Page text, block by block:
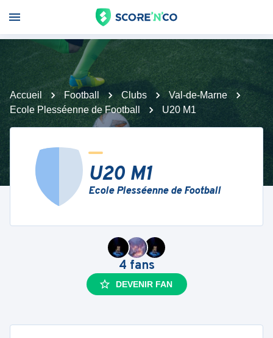
Accueil Football Clubs
Val-de-Marne
Ecole Plesséenne de Football
U20 M1
U20 M1
Ecole Plesséenne de Football
4 fans
DEVENIR FAN